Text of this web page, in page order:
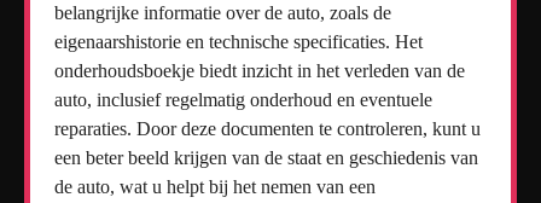
belangrijke informatie over de auto, zoals de
eigenaarshistorie en technische specificaties. Het
onderhoudsboekje biedt inzicht in het verleden van de
auto, inclusief regelmatig onderhoud en eventuele
reparaties. Door deze documenten te controleren, kunt u
een beter beeld krijgen van de staat en geschiedenis van
de auto, wat u helpt bij het nemen van een